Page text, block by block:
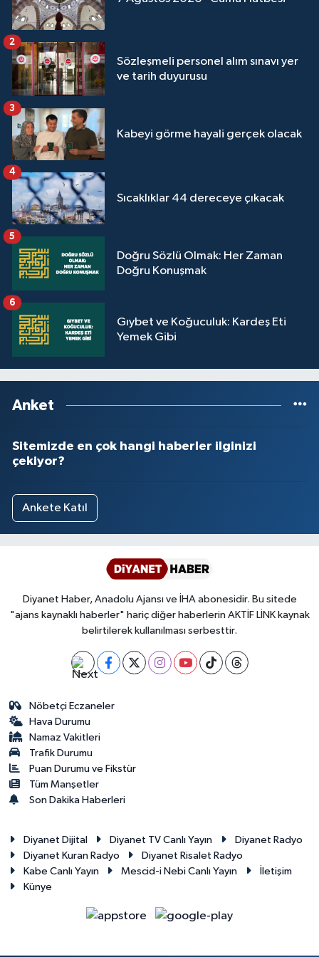
Sözleşmeli personel alım sınavı yer
ve tarih duyurusu
2
Kabeyi görme hayali gerçek olacak
3
Sıcaklıklar 44 dereceye çıkacak
4
Doğru Sözlü Olmak: Her Zaman
Doğru Konuşmak
5
Gıybet ve Koğuculuk: Kardeş Eti
Yemek Gibi
6
Anket
Sitemizde en çok hangi haberler ilginizi
çekiyor?
Ankete Katıl
Diyanet Haber, Anadolu Ajansı ve İHA abonesidir. Bu sitede
"ajans kaynaklı haberler" hariç diğer haberlerin AKTİF LİNK kaynak
belirtilerek kullanılması serbesttir.
Nöbetçi Eczaneler
Hava Durumu
Namaz Vakitleri
Trafik Durumu
Puan Durumu ve Fikstür
Tüm Manşetler
Son Dakika Haberleri
Diyanet Dijital Diyanet TV Canlı Yayın
Diyanet Radyo
Diyanet Kuran Radyo
Diyanet Risalet Radyo
Kabe Canlı Yayın
Mescid-i Nebi Canlı Yayın
İletişim
Künye
Yalova Müftülüğü
Yozgat Müftülüğü
Zonguldak Müftülüğü